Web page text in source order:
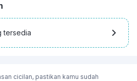
tersedia
cicilan, pastikan kamu sudah